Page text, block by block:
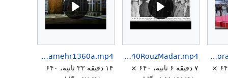
ShahanshahVisitKhorasan2536a.mp4
۱ دقیقه ۴۷ ثانیه، ۶۴۰ ×
ShahbanouFarahPahlavi25Azar1340RouzMadar.mp4
۷ دقیقه ۶ ثانیه، ۶۴۰ ×
ShahbanuFarahPahlavi1stAnniversaryPassingAwayShahanshahAryamehr1360a.mp4
۱۴ دقیقه ۳۳ ثانیه، ۶۴۰